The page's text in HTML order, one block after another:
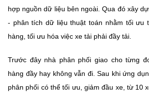
hợp nguồn dữ liệu bên ngoài. Qua đó xây
- phân tích dữ liệu thuật toán nhằm tối ưu
hàng, tối ưu hóa việc xe tải phải đầy tải.
Trước đây nhà phân phối giao cho từng
hàng đầy hay không vẫn đi. Sau khi ứng
phân phối có thể tối ưu, giảm đầu xe, từ 10